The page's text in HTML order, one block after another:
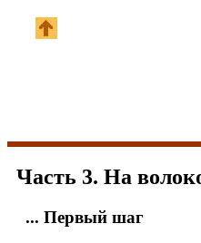
Часть 3. На
... Первый шаг